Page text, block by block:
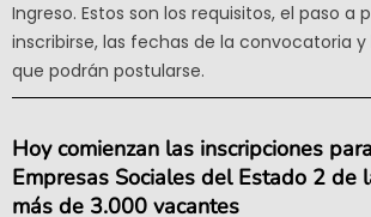
Ingreso. Estos son los requisitos, el paso a
inscribirse, las fechas de la convocatoria y
que podrán postularse.
Hoy comienzan las inscripciones
Empresas Sociales del Estado 2 de
más de 3.000 vacantes